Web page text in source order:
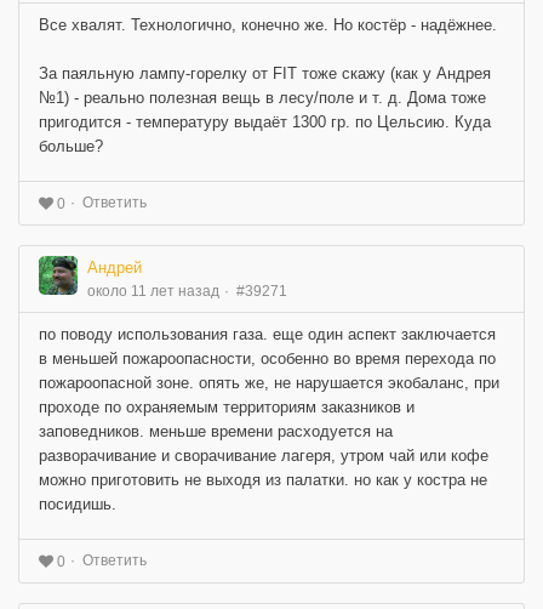
Все хвалят. Технологично, конечно же. Но костёр - надёжнее.
За паяльную лампу-горелку от FIT тоже скажу (как у Андрея
№1) - реально полезная вещь в лесу/поле и т. д. Дома тоже
пригодится - температуру выдаёт 1300 гр. по Цельсию. Куда
больше?
0 Ответить
Андрей
около 11 лет назад #39271
по поводу использования газа. еще один аспект заключается
в меньшей пожароопасности, особенно во время перехода по
пожароопасной зоне. опять же, не нарушается экобаланс, при
проходе по охраняемым территориям заказников и
заповедников. меньше времени расходуется на
разворачивание и сворачивание лагеря, утром чай или кофе
можно приготовить не выходя из палатки. но как у костра не
посидишь.
0 Ответить